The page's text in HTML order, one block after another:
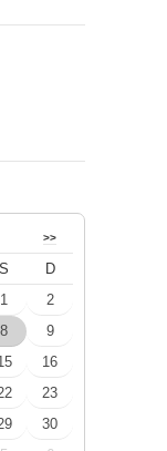
>>
S
D
1
2
8
9
16
23
30